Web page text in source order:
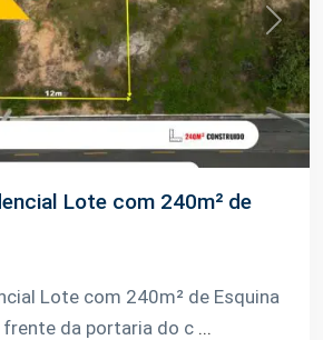
Next
Lote com 240m² de
Lote com 240m² de Esquina
frente da portaria do c ...